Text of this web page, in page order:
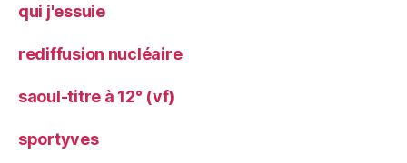
qui j'essuie
rediffusion nucléaire
saoul-titre à 12° (vf)
sportyves